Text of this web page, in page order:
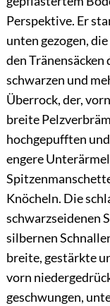
Perspektive. Er
unten gezogen,
den
schwarzen und
Überrock, der,
breite
hochgepufften
engere
Knöcheln. Die
schwarzseidenen
silbernen
breite, gestärkte
vorn
geschwungen,